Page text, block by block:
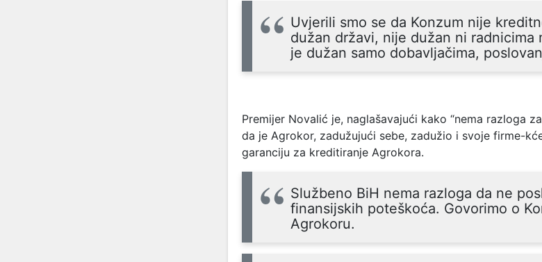
Uvjerili smo se da Konzum nije
dužan državi, nije dužan ni radnicima
je dužan samo dobavljačima,
Premijer Novalić je, naglašavajući kako “nema razloga
da je Agrokor, zadužujući sebe, zadužio i svoje firme-
garanciju za kreditiranje Agrokora.
Službeno BiH nema razloga da ne
finansijskih poteškoća. Govorimo o
Agrokoru.